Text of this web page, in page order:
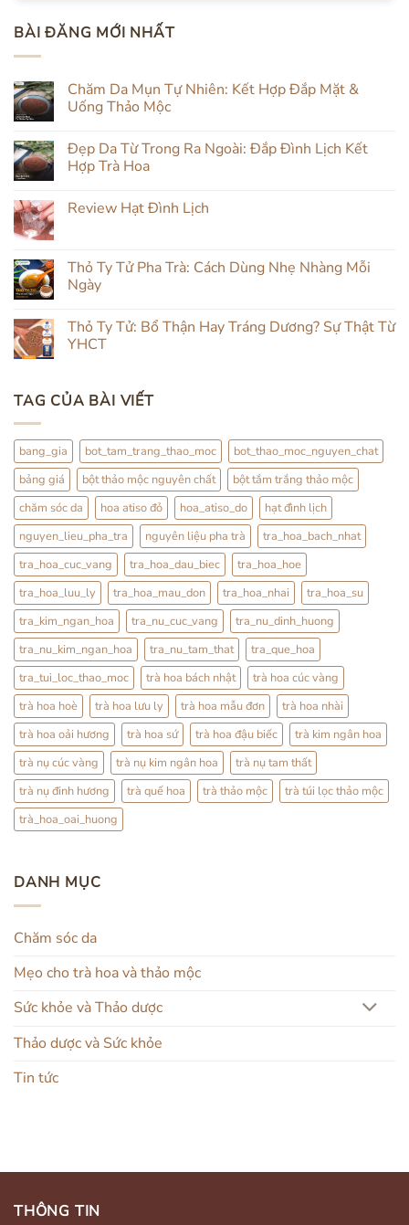
BÀI ĐĂNG MỚI NHẤT
Chăm Da Mụn Tự Nhiên: Kết Hợp Đắp Mặt &
Uống Thảo Mộc
bình
luận
ở
Mụn
Đắp
Mặt
&
Mộc
Đẹp Da Từ Trong Ra Ngoài: Đắp Đình Lịch Kết
Hợp Trà Hoa
bình
Từ
Trong
Ra
Đình
Lịch
Kết
Review Hạt Đình Lịch
luận
Review
Lịch
Thỏ Ty Tử Pha Trà: Cách Dùng Nhẹ Nhàng Mỗi
Ngày
bình
luận
Pha
Trà:
Nhẹ
Nhàng
Mỗi
Ngày
Thỏ Ty Tử: Bổ Thận Hay Tráng Dương? Sự Thật Từ
YHCT
luận
ở
Tử:
Bổ
Thận
Hay
Tráng
Dương?
Sự
Thật
Từ
YHCT
TAG CỦA BÀI VIẾT
bang_gia bot_tam_trang_thao_moc
bot_thao_moc_nguyen_chat
bảng giá
bột thảo mộc nguyên chất
bột tắm trắng thảo mộc
chăm sóc da
hoa atiso đỏ hoa_atiso_do
hạt đình lịch
nguyen_lieu_pha_tra
nguyên liệu pha trà
tra_hoa_bach_nhat
tra_hoa_cuc_vang
tra_hoa_dau_biec
tra_hoa_hoe
tra_hoa_luu_ly
tra_hoa_mau_don tra_hoa_nhai
tra_hoa_su
tra_kim_ngan_hoa
tra_nu_cuc_vang
tra_nu_dinh_huong
tra_nu_kim_ngan_hoa
tra_nu_tam_that
tra_que_hoa
tra_tui_loc_thao_moc
trà hoa bách nhật
trà hoa cúc vàng
trà hoa hoè
trà hoa lưu ly trà hoa mẫu đơn
trà hoa nhài
trà hoa oải hương
trà hoa sứ trà hoa đậu biếc
trà kim ngân hoa
trà nụ cúc vàng
trà nụ kim ngân hoa
trà nụ tam thất
trà nụ đinh hương
trà quế hoa trà thảo mộc
trà túi lọc thảo mộc
trà_hoa_oai_huong
DANH MỤC
Chăm sóc da
Mẹo cho trà hoa và thảo mộc
Sức khỏe và Thảo dược
Thảo dược và Sức khỏe
Tin tức
THÔNG TIN